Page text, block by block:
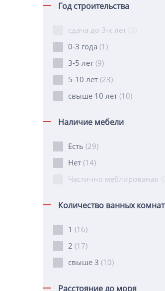
Год строительства
сдача до 3-х лет
0-3 года (1)
3-5 лет (9)
5-10 лет (23)
свыше 10 лет (10)
Наличие мебели
Есть (29)
Нет (14)
Частично меблированая
Количество ванных комнат
1 (16)
2 (17)
свыше 3 (10)
Расстояние до моря